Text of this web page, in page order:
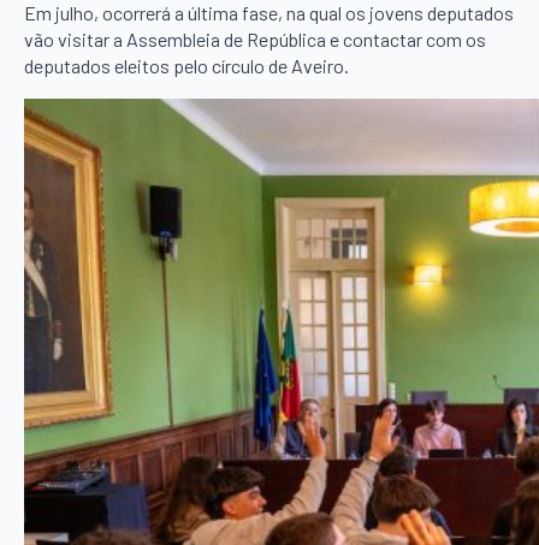
Em julho, ocorrerá a última fase, na qual os jovens deputados
vão visitar a Assembleia de República e contactar com os
deputados eleitos pelo círculo de Aveiro.